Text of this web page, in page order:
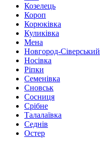
Козелець
Короп
Корюківка
Куликівка
Мена
Новгород-Сіверський
Носівка
Ріпки
Семенівка
Сновськ
Сосниця
Срібне
Талалаївка
Седнів
Остер